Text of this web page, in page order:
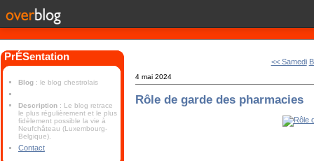
PrÉSentation
Blog : le blog chestrolais
Description : Le blog retrace
le plus régulièrement et le plus
fidèlement possible la vie à
Neufchâteau (Luxembourg-
Belgique).
Contact
<< Samedi
4 mai 2024
Rôle de garde des pharmacies